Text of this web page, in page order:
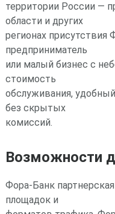
территории России —
области и других
регионах присутствия
предприниматель
или малый бизнес с
стоимость
обслуживания,
без скрытых
комиссий.
Возможности
Фора-Банк
площадок и